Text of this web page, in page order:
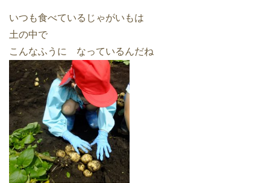
いつも食べているじゃがいもは
土の中で
こんなふうに なっているんだね